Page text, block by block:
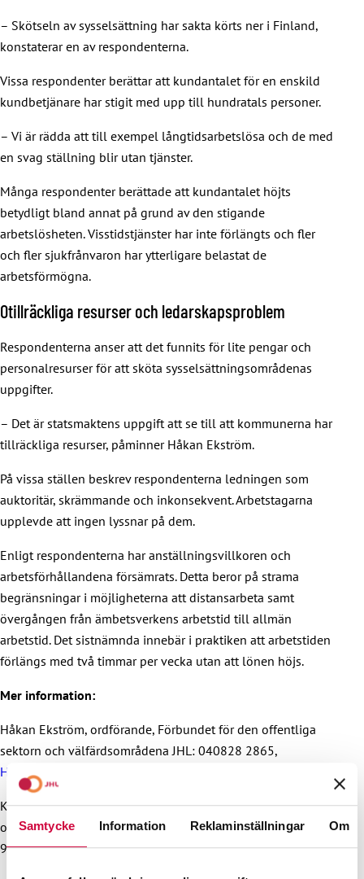
Samtycke Information Reklaminställningar Om
– Skötseln av sysselsättning har sakta körts ner i Finland,
konstaterar en av respondenterna.
Vissa respondenter berättar att kundantalet för en enskild
kundbetjänare har stigit med upp till hundratals personer.
– Vi är rädda att till exempel långtidsarbetslösa och de med
en svag ställning blir utan tjänster.
Många respondenter berättade att kundantalet höjts
betydligt bland annat på grund av den stigande
arbetslösheten. Visstidstjänster har inte förlängts och fler
och fler sjukfrånvaron har ytterligare belastat de
arbetsförmögna.
Otillräckliga resurser och ledarskapsproblem
Respondenterna anser att det funnits för lite pengar och
personalresurser för att sköta sysselsättningsområdenas
uppgifter.
– Det är statsmaktens uppgift att se till att kommunerna har
tillräckliga resurser, påminner Håkan Ekström.
På vissa ställen beskrev respondenterna ledningen som
auktoritär, skrämmande och inkonsekvent. Arbetstagarna
upplevde att ingen lyssnar på dem.
Enligt respondenterna har anställningsvillkoren och
arbetsförhållandena försämrats. Detta beror på strama
begränsningar i möjligheterna att distansarbeta samt
övergången från ämbetsverkens arbetstid till allmän
arbetstid. Det sistnämnda innebär i praktiken att arbetstiden
förlängs med två timmar per vecka utan att lönen höjs.
Mer information:
Håkan Ekström, ordförande, Förbundet för den offentliga
sektorn och välfärdsområdena JHL: 040828 2865,
Hakan.Ekstrom@jhl.fi
Kristian Karrasch, förhandlingsdirektör, Förbundet för den
offentliga sektorn och välfärdsområdena JHL: 040 728
9046,Kristian.Karrasch@jhl.fi